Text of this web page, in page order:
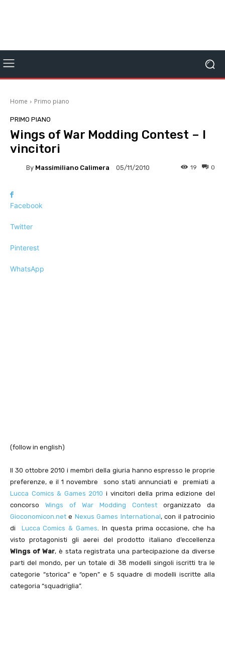
Home Primo piano
PRIMO PIANO
Wings of War Modding Contest – I
vincitori
By Massimiliano Calimera 05/11/2010 0
19
Facebook
Twitter
Pinterest
WhatsApp
(follow in english)
Il 30 ottobre 2010 i membri della giuria hanno espresso le proprie
preferenze, e il 1 novembre sono stati annunciati e premiati a
Lucca Comics & Games 2010 i vincitori della prima edizione del
concorso Wings of War Modding Contest organizzato da
Gioconomicon.net e Nexus Games International, con il patrocinio
di Lucca Comics & Games. In questa prima occasione, che ha
visto protagonisti gli aerei del prodotto italiano d’eccellenza
Wings of War, è stata registrata una partecipazione da diverse
parti del mondo, per un totale di 38 modelli singoli iscritti tra le
categorie “storica” e “open” e 5 squadre di modelli iscritte alla
categoria “squadriglia”.